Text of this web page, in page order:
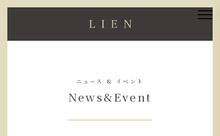
ニュース & イベント
News&Event